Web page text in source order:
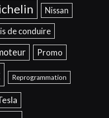
Nissan
de conduire
Promo
Reprogrammation